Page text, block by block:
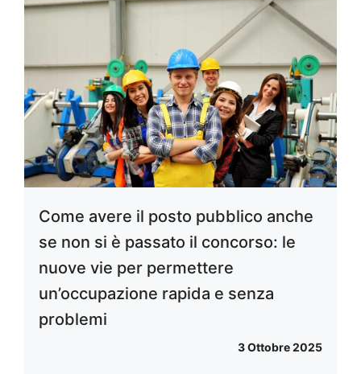
Come avere il posto pubblico anche
se non si è passato il concorso: le
nuove vie per permettere
un’occupazione rapida e senza
problemi
3 Ottobre 2025